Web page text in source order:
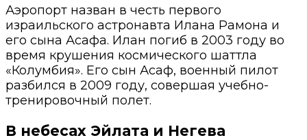
Аэропорт назван в честь первого
израильского астронавта Илана Рамона и
его сына Асафа. Илан погиб в 2003 году во
время крушения космического шаттла
«Колумбия». Его сын Асаф, военный пилот
разбился в 2009 году, совершая учебно-
тренировочный полет.
В небесах Эйлата и Негева